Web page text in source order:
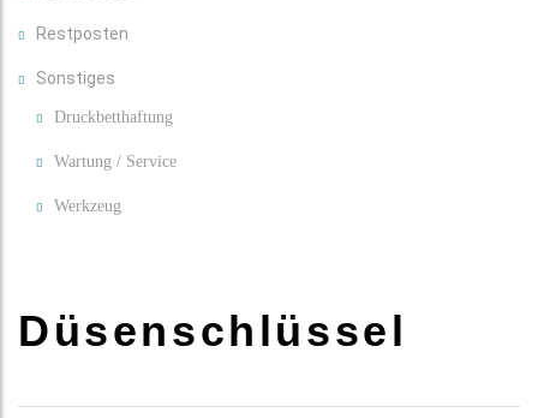
Restposten
Sonstiges
Druckbetthaftung
Wartung / Service
Werkzeug
Düsenschlüssel